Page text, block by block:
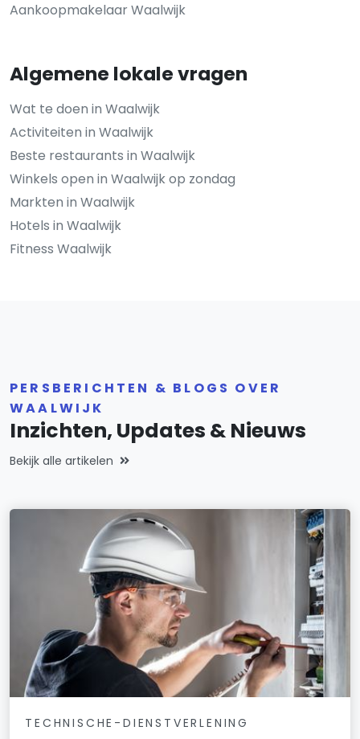
Aankoopmakelaar Waalwijk
Algemene lokale vragen
Wat te doen in Waalwijk
Activiteiten in Waalwijk
Beste restaurants in Waalwijk
Winkels open in Waalwijk op zondag
Markten in Waalwijk
Hotels in Waalwijk
Fitness Waalwijk
PERSBERICHTEN & BLOGS OVER
WAALWIJK
Inzichten, Updates & Nieuws
Bekijk alle artikelen
TECHNISCHE-DIENSTVERLENING